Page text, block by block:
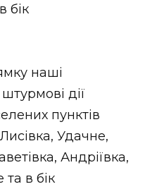
бік
наші
дії
пунктів
Удачне,
Андріївка,
та в бік